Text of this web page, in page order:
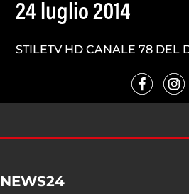
24 luglio 2014
STILETV HD CANALE 78 DEL
NEWS24